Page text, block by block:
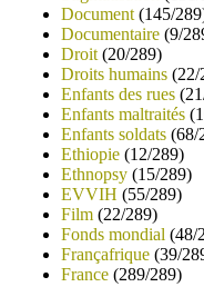
Document (145/
Documentaire (9/
Droit (20/289)
Droits humains (22/
Enfants des rues
Enfants maltraités
Enfants soldats (68/
Ethiopie (12/289)
Ethnopsy (15/289)
EVVIH (55/289)
Film (22/289)
Fonds mondial (48/
Françafrique (39/
France (289/289)